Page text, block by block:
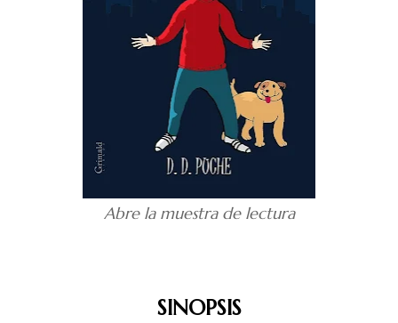
Abre la muestra de lectura
SINOPSIS